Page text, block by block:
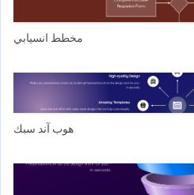
مخطط انسيابي
هوب آند سبك